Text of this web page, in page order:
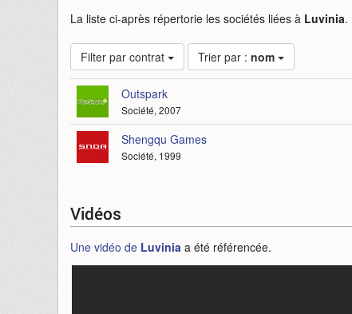
La liste ci-après répertorie les sociétés liées à Luvinia.
Filter par contrat Trier par : nom
Outspark
Société, 2007
Shengqu Games
Société, 1999
Vidéos
Une vidéo de Luvinia a été référencée.